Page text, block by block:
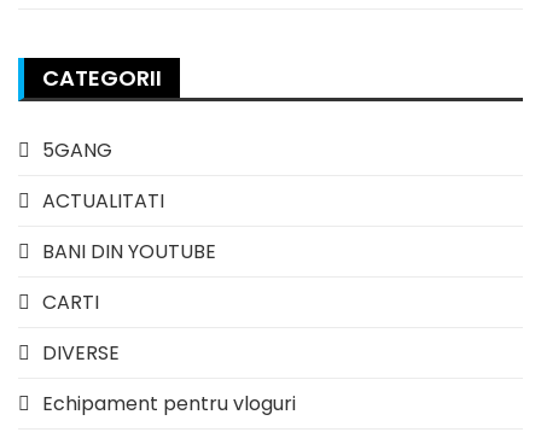
CATEGORII
5GANG
ACTUALITATI
BANI DIN YOUTUBE
CARTI
DIVERSE
Echipament pentru vloguri